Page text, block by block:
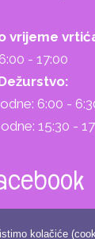
kolačiće
vrijeme
6:00 - 17:00
6:00 -
15:30 -